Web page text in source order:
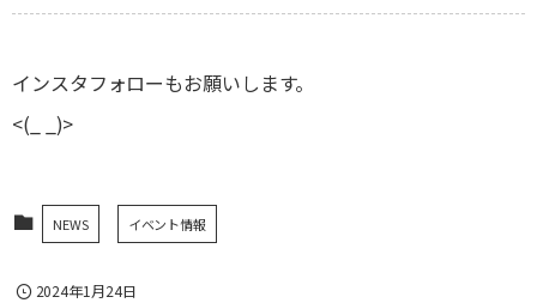
インスタフォローもお願いします。
<(_ _)>
NEWS イベント情報
2024年1月24日